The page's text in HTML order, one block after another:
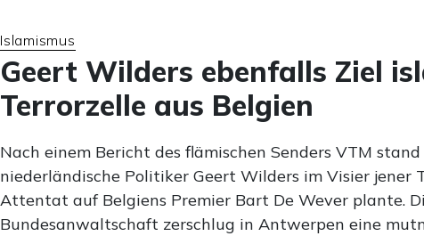
Islamismus
Geert Wilders ebenfalls Ziel
Terrorzelle aus Belgien
Nach einem Bericht des flämischen Senders VTM
niederländische Politiker Geert Wilders im Visier jener
Attentat auf Belgiens Premier Bart De Wever plante.
Bundesanwaltschaft zerschlug in Antwerpen eine